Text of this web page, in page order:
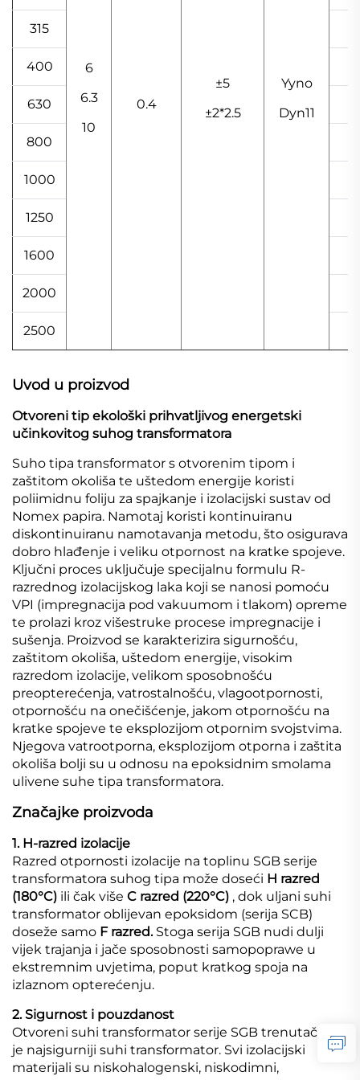
6
6.3
10
0.4
±5
±2*2.5
Yyno
Dyn11
315
400
630
800
1000
1250
1600
2000
2500
Uvod u proizvod
Otvoreni tip ekološki prihvatljivog energetski
učinkovitog suhog transformatora
Suho tipa transformator s otvorenim tipom i
zaštitom okoliša te uštedom energije koristi
poliimidnu foliju za spajkanje i izolacijski sustav od
Nomex papira. Namotaj koristi kontinuiranu
diskontinuiranu namotavanja metodu, što osigurava
dobro hlađenje i veliku otpornost na kratke spojeve.
Ključni proces uključuje specijalnu formulu R-
razrednog izolacijskog laka koji se nanosi pomoću
VPI (impregnacija pod vakuumom i tlakom) opreme
te prolazi kroz višestruke procese impregnacije i
sušenja. Proizvod se karakterizira sigurnošću,
zaštitom okoliša, uštedom energije, visokim
razredom izolacije, velikom sposobnošću
preopterećenja, vatrostalnošću, vlagootpornosti,
otpornošću na onečišćenje, jakom otpornošću na
kratke spojeve te eksplozijom otpornim svojstvima.
Njegova vatrootporna, eksplozijom otporna i zaštita
okoliša bolji su u odnosu na epoksidnim smolama
ulivene suhe tipa transformatora.
Značajke proizvoda
1. H-razred izolacije
Razred otpornosti izolacije na toplinu SGB serije
transformatora suhog tipa može doseći H razred
(180°C) ili čak više C razred (220°C) , dok uljani suhi
transformator oblijevan epoksidom (serija SCB)
doseže samo F razred. Stoga serija SGB nudi dulji
vijek trajanja i jače sposobnosti samopoprawe u
ekstremnim uvjetima, poput kratkog spoja na
izlaznom opterećenju.
2. Sigurnost i pouzdanost
Otvoreni suhi transformator serije SGB trenutačno
je najsigurniji suhi transformator. Svi izolacijski
materijali su niskohalogenski, niskodimni,